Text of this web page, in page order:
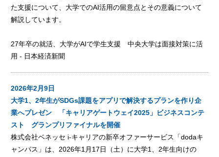
た支援について、大学でのAI活用の留意点とその意義について
解説しています。
27年卒の就活、大学がAIで学生支援 中央大学は面接対策に活
用 - 日本経済新聞
2026年2月9日
大学1、2年生がSDGs課題をアプリで解決するプランを作り企
業へプレゼン 「キャリアゲートウェイ2025」ビジネスコンテ
スト グランプリファイナルを開催
株式会社ベネッセ i-キャリアの新卒オファーサービス「dodaキ
ャンパス」は、2026年1月17日（土）に大学1、2年生向けの